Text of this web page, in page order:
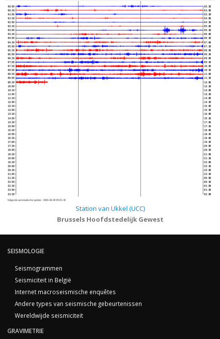
00:00
00:30
01:00
01:30
02:00
02:30
03:00
03:30
04:00
04:30
05:00
05:30
06:00
06:30
07:00
07:30
08:00
08:30
09:00
09:30
10:00
10:30
11:00
11:30
12:00
12:30
13:00
13:30
14:00
14:30
15:00
15:30
16:00
16:30
17:00
17:30
18:00
18:30
19:00
19:30
20:00
20:30
21:00
21:30
22:00
22:30
23:00
23:30
02:30
03:00
03:30
04:00
04:30
05:00
05:30
06:00
06:30
07:00
07:30
08:00
08:30
09:00
09:30
10:00
10:30
11:00
11:30
12:00
12:30
13:00
13:30
14:00
14:30
15:00
15:30
16:00
16:30
17:00
17:30
18:00
18:30
19:00
19:30
20:00
20:30
21:00
21:30
22:00
22:30
23:00
23:30
00:00
00:30
01:00
01:30
02:00
Volgende automatische update : 2026-08-09 09:41:40
Station van Ukkel (UCC)
Brussels Hoofdstedelijk Gewest
SEISMOLOGIE
Seismogrammen
Seismiciteit in België
Internet macroseismische enquêtes
Andere types van seismische gebeurtenissen
Wereldwijde seismiciteit
GRAVIMETRIE